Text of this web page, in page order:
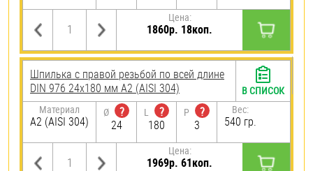
Цена:
1860р. 18коп.
Шпилька с правой резьбой по всей длине
DIN 976 24х180 мм А2 (AISI 304)
Материал
А2 (AISI 304)
Ø
?
24
L
?
180
P
?
3
Вес:
540 гр.
Цена:
1969р. 61коп.
В СПИСОК